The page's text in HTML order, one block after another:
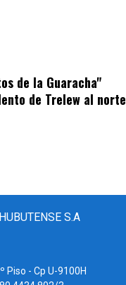
de la Guaracha"
de Trelew al norte
S.A
Piso - Cp U-9100H